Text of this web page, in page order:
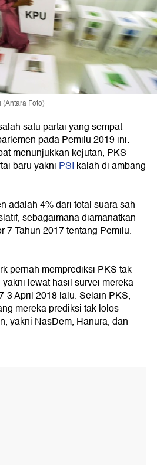
Foto)
satu partai yang sempat
pada Pemilu 2019 ini.
menunjukkan kejutan, PKS
baru yakni PSIkalah di ambang
adalah 4% dari total suara sah
sebagaimana diamanatkan
7 Tahun 2017 tentang Pemilu.
pernah memprediksi PKS tak
lewat hasil survei mereka
3 April 2018 lalu. Selain PKS,
mereka prediksi tak lolos
yakni NasDem, Hanura, dan